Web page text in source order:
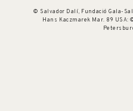
© Salvador Dalí, Fundació Gala-
Hans Kaczmarek Mar. 89